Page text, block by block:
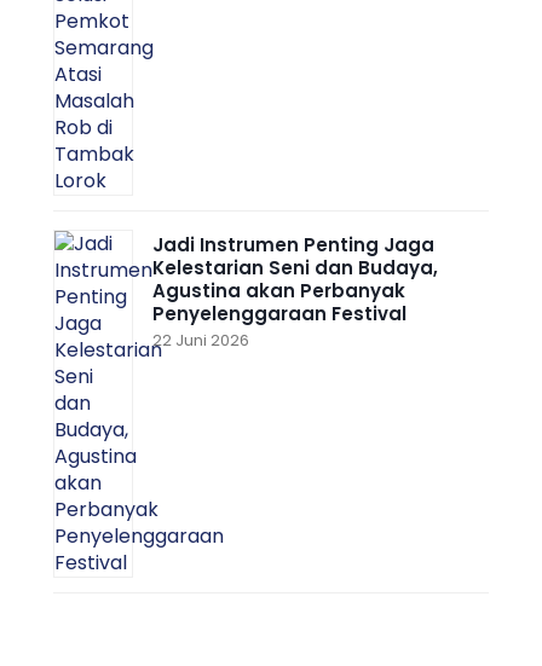
Jadi Instrumen Penting Jaga
Kelestarian Seni dan Budaya,
Agustina akan Perbanyak
Penyelenggaraan Festival
22 Juni 2026